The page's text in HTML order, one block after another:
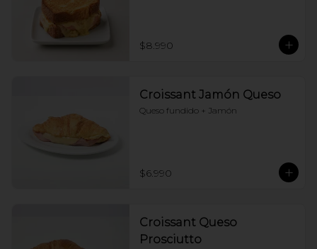
$8.990
Croissant Jamón Queso
Queso fundido + Jamón
$6.990
Croissant Queso
Prosciutto